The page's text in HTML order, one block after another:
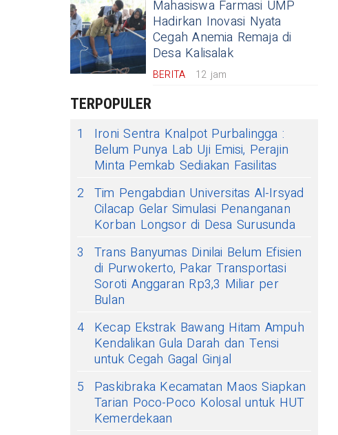
Mahasiswa Farmasi UMP
Hadirkan Inovasi Nyata
Cegah Anemia Remaja di
Desa Kalisalak
BERITA 12 jam
TERPOPULER
1
Ironi Sentra Knalpot Purbalingga :
Belum Punya Lab Uji Emisi, Perajin
Minta Pemkab Sediakan Fasilitas
2 Tim Pengabdian Universitas Al-Irsyad
Cilacap Gelar Simulasi Penanganan
Korban Longsor di Desa Surusunda
3
Trans Banyumas Dinilai Belum Efisien
di Purwokerto, Pakar Transportasi
Soroti Anggaran Rp3,3 Miliar per
Bulan
4 Kecap Ekstrak Bawang Hitam Ampuh
Kendalikan Gula Darah dan Tensi
untuk Cegah Gagal Ginjal
5
Paskibraka Kecamatan Maos Siapkan
Tarian Poco-Poco Kolosal untuk HUT
Kemerdekaan